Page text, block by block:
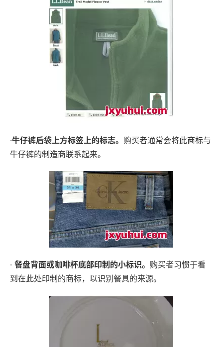
·牛仔裤后袋上方标签上的标志。 购买者通常会将此商标与
牛仔裤的制造商联系起来。
· 餐盘背面或咖啡杯底部印制的小标识。 购买者习惯于看
到在此处印制的商标，以识别餐具的来源。